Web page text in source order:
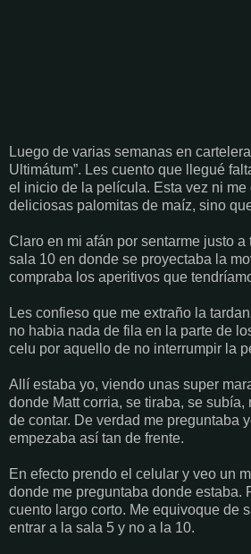
Luego de varias semanas en
Ultimátum”. Les cuento que llegué
el inicio de la película. Esta vez ni me
deliciosas palomitas de maíz, sino
Claro en mi afán por sentarme justo a
sala 10 en donde se proyectaba la
compraba los aperitivos que
Les confieso que me extraño la
no habia nada de fila en la parte de
celu por aquello de no interrumpir la
Allí estaba yo, viendo unas super
donde Matt corria, se tiraba, se subía,
de contar. De verdad me preguntaba
empezaba así tan de frente.
En efecto prendo el celular y veo un
donde me preguntaba donde estaba.
cuento largo corto. Me equivoque de
entrar a la sala 5 y no a la 10.